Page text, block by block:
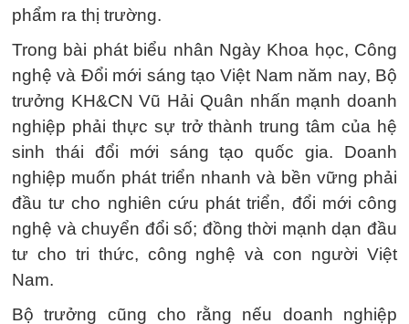
phẩm ra thị trường.
Trong bài phát biểu nhân Ngày Khoa học, Công
nghệ và Đổi mới sáng tạo Việt Nam năm nay, Bộ
trưởng KH&CN Vũ Hải Quân nhấn mạnh doanh
nghiệp phải thực sự trở thành trung tâm của hệ
sinh thái đổi mới sáng tạo quốc gia. Doanh
nghiệp muốn phát triển nhanh và bền vững phải
đầu tư cho nghiên cứu phát triển, đổi mới công
nghệ và chuyển đổi số; đồng thời mạnh dạn đầu
tư cho tri thức, công nghệ và con người Việt
Nam.
Bộ trưởng cũng cho rằng nếu doanh nghiệp